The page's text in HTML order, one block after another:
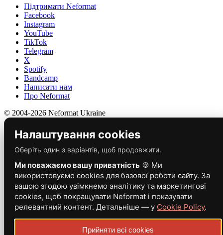
Підтримати Neformat
Facebook
Instagram
YouTube
TikTok
Telegram
X
Spotify
Bandcamp
Написати нам
Про Neformat
© 2004-2026 Neformat Ukraine
Налаштування cookies
Оберіть один з варіантів, щоб продовжити.
Ми поважаємо вашу приватність 🍪 Ми
використовуємо cookies для базової роботи сайту. За
вашою згодою увімкнемо аналітику та маркетингові
cookies, щоб покращувати Neformat і показувати
релевантний контент. Детальніше — у Cookie Policy.
Прийняти всі cookies